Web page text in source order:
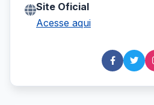
Site Oficial
Acesse aqui